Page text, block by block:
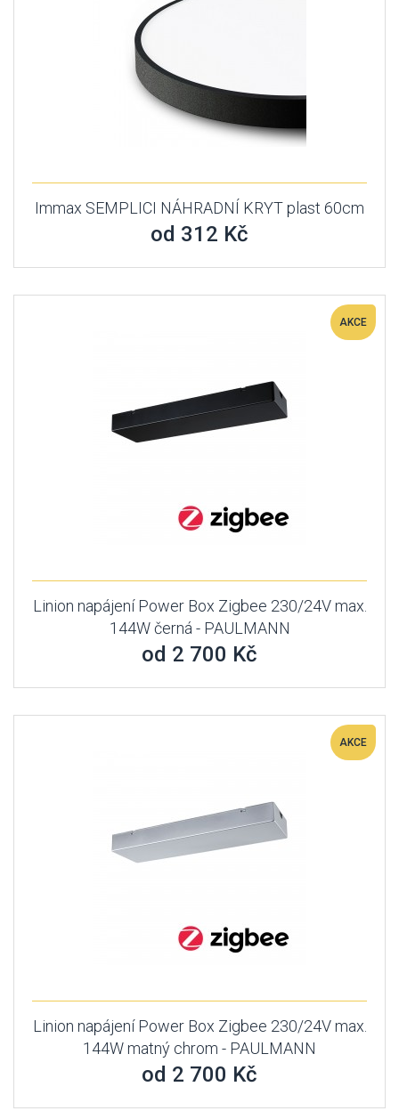
Immax SEMPLICI NÁHRADNÍ KRYT plast 60cm
od 312 Kč
AKCE
Linion napájení Power Box Zigbee 230/24V max.
144W černá - PAULMANN
od 2 700 Kč
AKCE
Linion napájení Power Box Zigbee 230/24V max.
144W matný chrom - PAULMANN
od 2 700 Kč